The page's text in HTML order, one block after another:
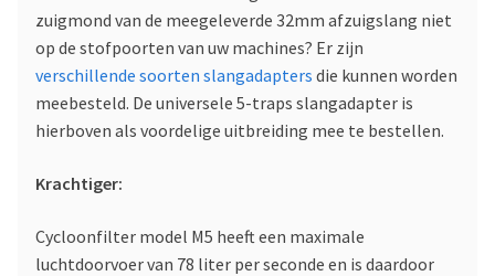
zuigmond van de meegeleverde 32mm afzuigslang niet
op de stofpoorten van uw machines? Er zijn
verschillende soorten slangadapters die kunnen worden
meebesteld. De universele 5-traps slangadapter is
hierboven als voordelige uitbreiding mee te bestellen.
Krachtiger:
Cycloonfilter model M5 heeft een maximale
luchtdoorvoer van 78 liter per seconde en is daardoor